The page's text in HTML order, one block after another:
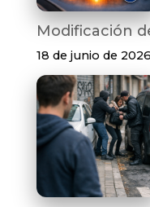
Modificación
18 de junio de 2026